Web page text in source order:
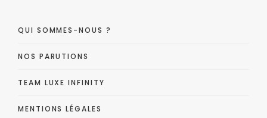
QUI SOMMES-NOUS ?
NOS PARUTIONS
TEAM LUXE INFINITY
MENTIONS LÉGALES